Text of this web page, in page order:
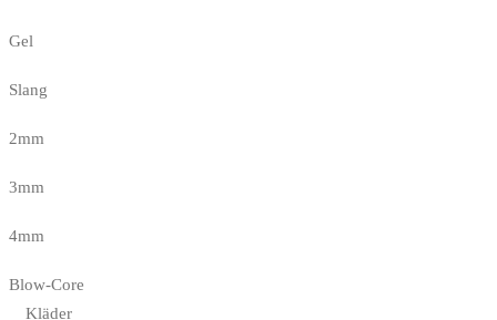
Gel
Slang
2mm
3mm
4mm
Blow-Core
Kläder